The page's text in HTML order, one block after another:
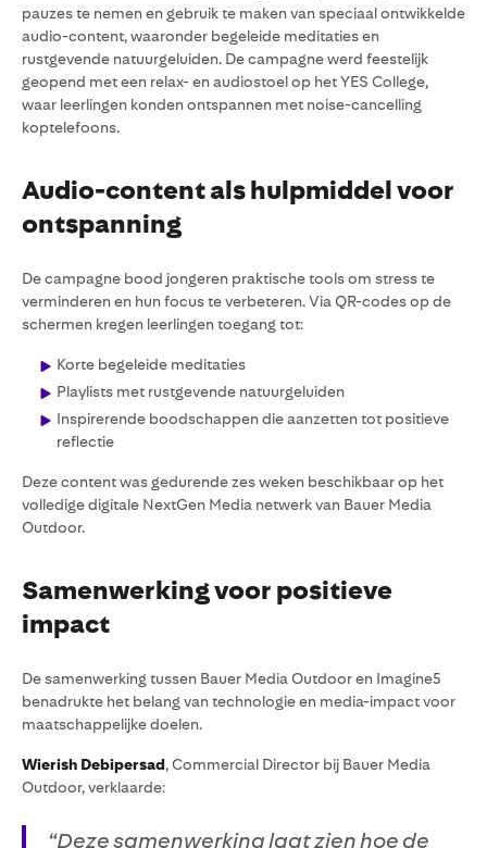
pauzes te nemen en gebruik te maken van speciaal ontwikkelde
audio-content, waaronder begeleide meditaties en
rustgevende natuurgeluiden. De campagne werd feestelijk
geopend met een relax- en audiostoel op het YES College,
waar leerlingen konden ontspannen met noise-cancelling
koptelefoons.
Audio-content als hulpmiddel voor
ontspanning
De campagne bood jongeren praktische tools om stress te
verminderen en hun focus te verbeteren. Via QR-codes op de
schermen kregen leerlingen toegang tot:
Korte begeleide meditaties
Playlists met rustgevende natuurgeluiden
Inspirerende boodschappen die aanzetten tot positieve
reflectie
Deze content was gedurende zes weken beschikbaar op het
volledige digitale NextGen Media netwerk van Bauer Media
Outdoor.
Samenwerking voor positieve
impact
De samenwerking tussen Bauer Media Outdoor en Imagine5
benadrukte het belang van technologie en media-impact voor
maatschappelijke doelen.
Wierish Debipersad, Commercial Director bij Bauer Media
Outdoor, verklaarde:
“Deze samenwerking laat zien hoe de